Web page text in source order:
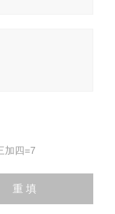
加四=7